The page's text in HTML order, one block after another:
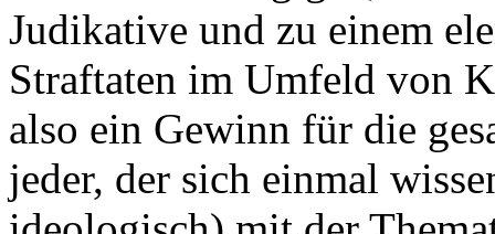
Judikative und zu einem
Straftaten im Umfeld von
also ein Gewinn für die
jeder, der sich einmal